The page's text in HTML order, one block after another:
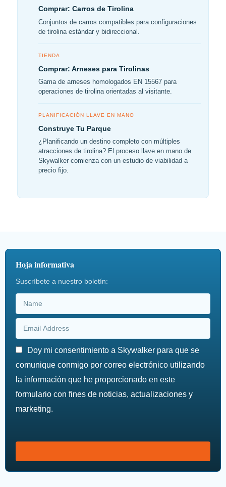
Comprar: Carros de Tirolina
Conjuntos de carros compatibles para configuraciones
de tirolina estándar y bidireccional.
TIENDA
Comprar: Arneses para Tirolinas
Gama de arneses homologados EN 15567 para
operaciones de tirolina orientadas al visitante.
PLANIFICACIÓN LLAVE EN MANO
Construye Tu Parque
¿Planificando un destino completo con múltiples
atracciones de tirolina? El proceso llave en mano de
Skywalker comienza con un estudio de viabilidad a
precio fijo.
Hoja informativa
Suscríbete a nuestro boletín:
Doy mi consentimiento a Skywalker para que se
comunique conmigo por correo electrónico utilizando
la información que he proporcionado en este
formulario con fines de noticias, actualizaciones y
marketing.